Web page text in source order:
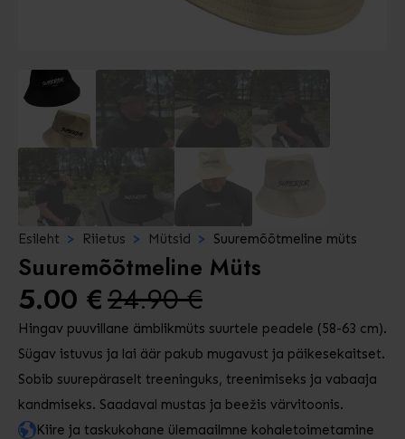
Esileht Riietus Mütsid Suuremõõtmeline müts
Suuremõõtmeline Müts
24.90€
Algne
hind
oli:
24.90 €.
5.00 €
Praegune
hind
on:
5.00 €.
Hingav puuvillane ämblikmüts suurtele peadele (58-63 cm).
Sügav istuvus ja lai äär pakub mugavust ja päikesekaitset.
Sobib suurepäraselt treeninguks, treenimiseks ja vabaaja
kandmiseks. Saadaval mustas ja beežis värvitoonis.
Kiire ja taskukohane ülemaailmne kohaletoimetamine